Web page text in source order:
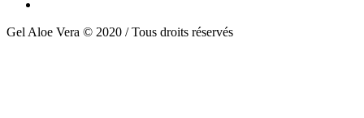
Gel Aloe Vera © 2020 / Tous droits réservés